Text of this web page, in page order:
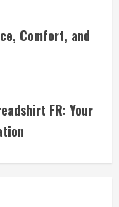
Comfort, and
FR: Your